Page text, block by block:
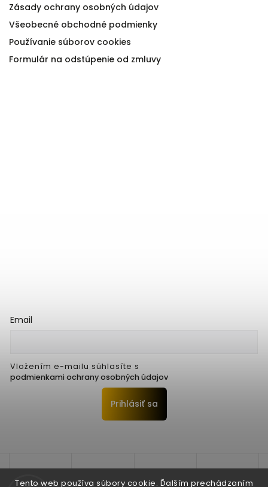
Tento web používa súbory cookie. Ďalším prechádzaním
Zásady ochrany osobných údajov
Všeobecné obchodné podmienky
Používanie súborov cookies
Formulár na odstúpenie od zmluvy
Email
Vložením e-mailu súhlasíte s
podmienkami ochrany osobných údajov
Prihlásiť sa